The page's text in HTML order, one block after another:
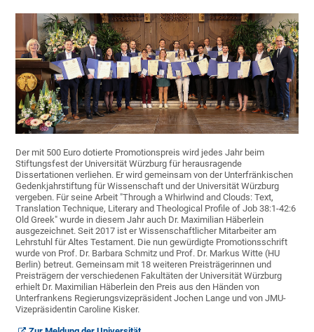
Der mit 500 Euro dotierte Promotionspreis wird jedes Jahr beim
Stiftungsfest der Universität Würzburg für herausragende
Dissertationen verliehen. Er wird gemeinsam von der Unterfränkischen
Gedenkjahrstiftung für Wissenschaft und der Universität Würzburg
vergeben. Für seine Arbeit "Through a Whirlwind and Clouds: Text,
Translation Technique, Literary and Theological Profile of Job 38:1-42:6
Old Greek" wurde in diesem Jahr auch Dr. Maximilian Häberlein
ausgezeichnet. Seit 2017 ist er Wissenschaftlicher Mitarbeiter am
Lehrstuhl für Altes Testament. Die nun gewürdigte Promotionsschrift
wurde von Prof. Dr. Barbara Schmitz und Prof. Dr. Markus Witte (HU
Berlin) betreut. Gemeinsam mit 18 weiteren Preisträgerinnen und
Preisträgern der verschiedenen Fakultäten der Universität Würzburg
erhielt Dr. Maximilian Häberlein den Preis aus den Händen von
Unterfrankens Regierungsvizepräsident Jochen Lange und von JMU-
Vizepräsidentin Caroline Kisker.